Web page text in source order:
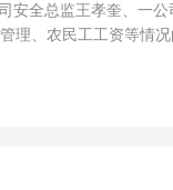
全总监王孝奎、一
、农民工工资等情